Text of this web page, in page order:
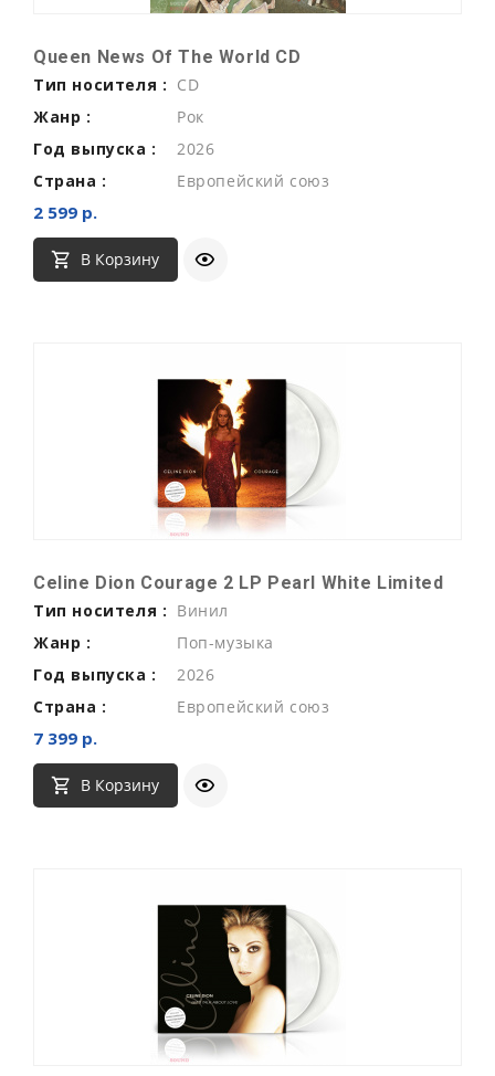
Queen News Of The World CD
Тип носителя : CD
Жанр :
Рок
Год выпуска :
2026
Страна :
Европейский союз
2 599 р.
В Корзину
Celine Dion Courage 2 LP Pearl White Limited
Тип носителя : Винил
Жанр :
Поп-музыка
Год выпуска :
2026
Страна :
Европейский союз
7 399 р.
В Корзину